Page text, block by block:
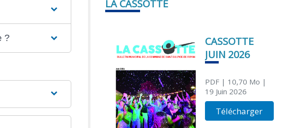
?
LA CASSOTTE
CASSOTTE
JUIN 2026
PDF| 10,70 Mo |
19 Juin 2026
Télécharger